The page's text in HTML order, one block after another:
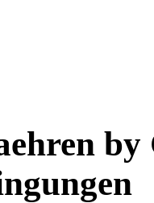
by